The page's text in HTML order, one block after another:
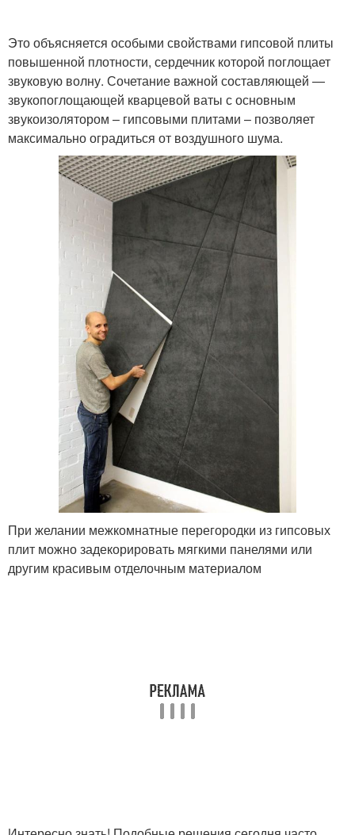
Это объясняется особыми свойствами гипсовой плиты
повышенной плотности, сердечник которой поглощает
звуковую волну. Сочетание важной составляющей —
звукопоглощающей кварцевой ваты с основным
звукоизолятором – гипсовыми плитами – позволяет
максимально оградиться от воздушного шума.
При желании межкомнатные перегородки из гипсовых
плит можно задекорировать мягкими панелями или
другим красивым отделочным материалом